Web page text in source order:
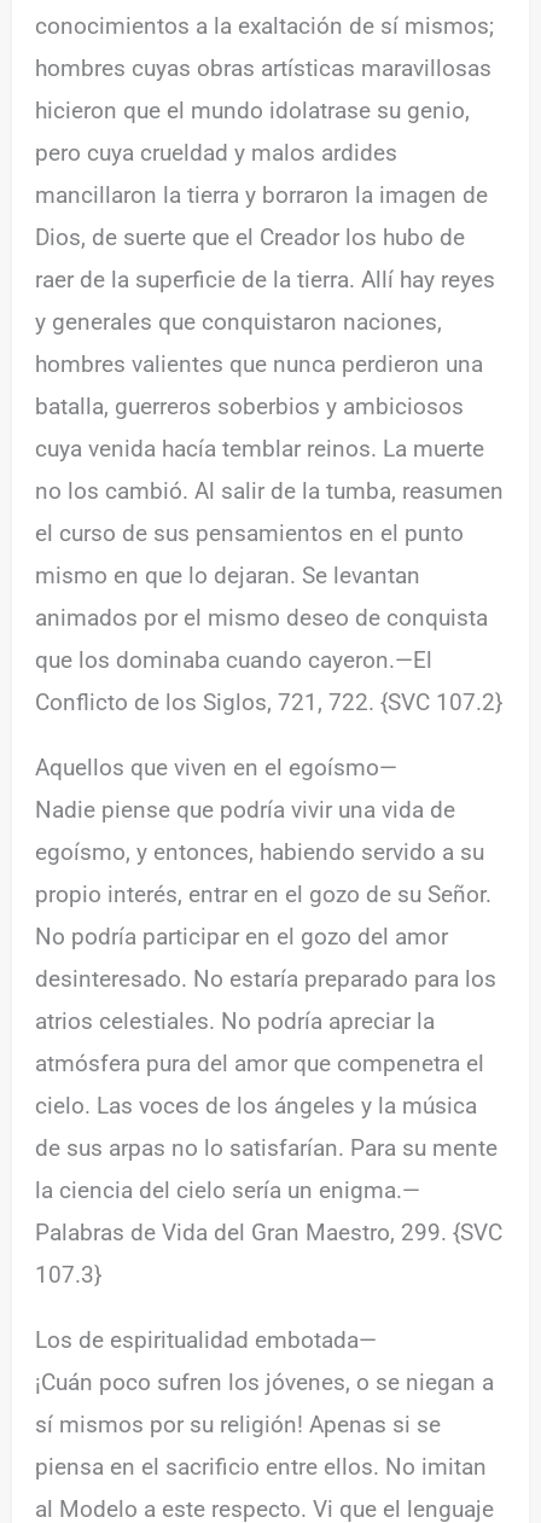
conocimientos a la exaltación de sí mismos;
hombres cuyas obras artísticas maravillosas
hicieron que el mundo idolatrase su genio,
pero cuya crueldad y malos ardides
mancillaron la tierra y borraron la imagen de
Dios, de suerte que el Creador los hubo de
raer de la superficie de la tierra. Allí hay reyes
y generales que conquistaron naciones,
hombres valientes que nunca perdieron una
batalla, guerreros soberbios y ambiciosos
cuya venida hacía temblar reinos. La muerte
no los cambió. Al salir de la tumba, reasumen
el curso de sus pensamientos en el punto
mismo en que lo dejaran. Se levantan
animados por el mismo deseo de conquista
que los dominaba cuando cayeron.—El
Conflicto de los Siglos, 721, 722. {SVC 107.2}
Aquellos que viven en el egoísmo—
Nadie piense que podría vivir una vida de
egoísmo, y entonces, habiendo servido a su
propio interés, entrar en el gozo de su Señor.
No podría participar en el gozo del amor
desinteresado. No estaría preparado para los
atrios celestiales. No podría apreciar la
atmósfera pura del amor que compenetra el
cielo. Las voces de los ángeles y la música
de sus arpas no lo satisfarían. Para su mente
la ciencia del cielo sería un enigma.—
Palabras de Vida del Gran Maestro, 299. {SVC
107.3}
Los de espiritualidad embotada—
¡Cuán poco sufren los jóvenes, o se niegan a
sí mismos por su religión! Apenas si se
piensa en el sacrificio entre ellos. No imitan
al Modelo a este respecto. Vi que el lenguaje